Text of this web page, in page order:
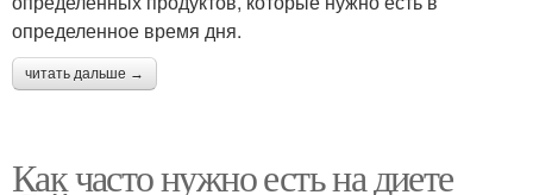
определенное время дня.
читать дальше →
Как часто нужно есть на диете